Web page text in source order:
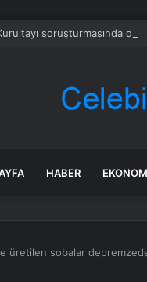
soruşturmasında
HABER
üretilen sobalar